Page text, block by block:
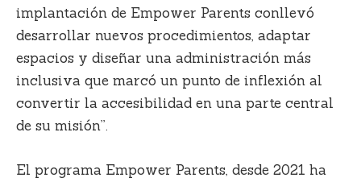
implantación de Empower Parents conllevó
desarrollar nuevos procedimientos, adaptar
espacios y diseñar una administración más
inclusiva que marcó un punto de inflexión al
convertir la accesibilidad en una parte central
de su misión”.
El programa Empower Parents, desde 2021 ha